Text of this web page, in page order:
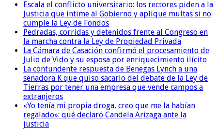
Escala el conflicto universitario: los rectores piden a la
Justicia que intime al Gobierno y aplique multas si no
cumple la Ley de Fondos
Pedradas, corridas y detenidos frente al Congreso en
la marcha contra la Ley de Propiedad Privada
La Cámara de Casación confirmó el procesamiento de
Julio de Vido y su esposa por enriquecimiento ilícito
La contundente respuesta de Benegas Lynch a una
senadora K que quiso sacarlo del debate de la Ley de
Tierras por tener una empresa que vende campos a
extranjeros
«Yo tenía mi propia droga, creo que me la habían
regalado»: qué declaró Candela Arizaga ante la
justicia